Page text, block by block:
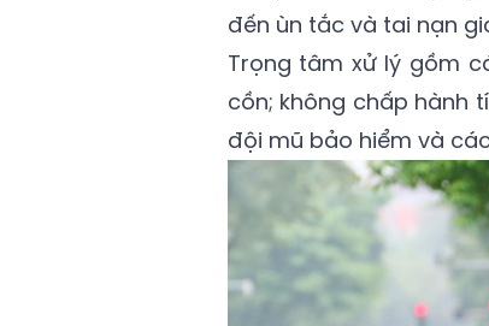
đến ùn tắc và tai nạn
Trọng tâm xử lý gồm
cồn; không chấp hành
đội mũ bảo hiểm và